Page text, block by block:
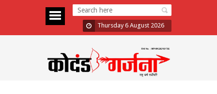
Thursday 6 August 2026